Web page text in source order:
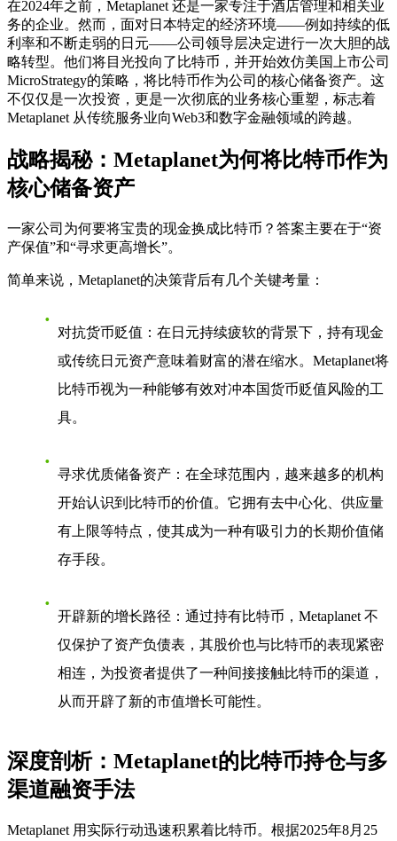
在2024年之前，Metaplanet 还是一家专注于酒店管理和相关业
务的企业。然而，面对日本特定的经济环境——例如持续的低
利率和不断走弱的日元——公司领导层决定进行一次大胆的战
略转型。他们将目光投向了比特币，并开始效仿美国上市公司
MicroStrategy的策略，将比特币作为公司的核心储备资产。这
不仅仅是一次投资，更是一次彻底的业务核心重塑，标志着
Metaplanet 从传统服务业向Web3和数字金融领域的跨越。
战略揭秘：Metaplanet为何将比特币作为
核心储备资产
一家公司为何要将宝贵的现金换成比特币？答案主要在于“资
产保值”和“寻求更高增长”。
简单来说，Metaplanet的决策背后有几个关键考量：
对抗货币贬值 ：在日元持续疲软的背景下，持有现金
或传统日元资产意味着财富的潜在缩水。Metaplanet将
比特币视为一种能够有效对冲本国货币贬值风险的工
具。
寻求优质储备资产 ：在全球范围内，越来越多的机构
开始认识到比特币的价值。它拥有去中心化、供应量
有上限等特点，使其成为一种有吸引力的长期价值储
存手段。
开辟新的增长路径 ：通过持有比特币，Metaplanet 不
仅保护了资产负债表，其股价也与比特币的表现紧密
相连，为投资者提供了一种间接接触比特币的渠道，
从而开辟了新的市值增长可能性。
深度剖析：Metaplanet的比特币持仓与多
渠道融资手法
Metaplanet 用实际行动迅速积累着比特币。根据2025年8月25